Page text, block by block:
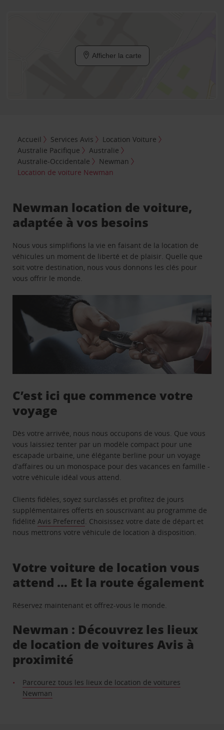
Afficher la carte
Accueil Services Avis
Location Voiture
Australie Pacifique
Australie
Australie-Occidentale
Newman
Location de voiture Newman
Newman location de voiture,
adaptée à vos besoins
Nous vous simplifions la vie en faisant de la location de
véhicules un moment de liberté et de plaisir. Quelle que
soit votre destination, nous vous donnons les clés pour
vous offrir le monde.
C’est ici que commence votre
voyage
Dès votre arrivée, nous nous occupons de vous. Que vous
vous laissiez tenter par un modèle compact pour une
escapade urbaine, une élégante berline pour un voyage
d’affaires ou un monospace pour des vacances en famille -
votre véhicule idéal vous attend.
Clients fidèles, soyez surclassés et profitez de jours
supplémentaires offerts en souscrivant au programme de
fidélitéAvis Preferred. Choisissez votre date de départ et
nous mettrons votre véhicule de location à disposition.
Votre voiture de location vous
attend … Et la route également
Réservez maintenant et offrez-vous le monde.
Newman : Découvrez les lieux
de location de voitures Avis à
proximité
Parcourez tous les lieux de location de voitures
Newman